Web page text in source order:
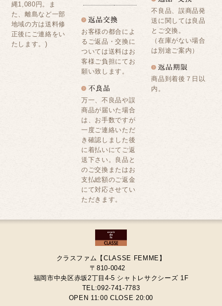
縄1,080円。ま
た、離島など一部
地域の方は送料修
正後にご連絡をい
たします。)
お客様の都合によ
るご返品・交換に
ついては送料はお
客様ご負担にてお
願い致します。
万一、不良品や誤
商品が届いた場合
は、お手数ですが
一度ご連絡いただ
き確認しました後
に着払いにてご返
送下さい。良品と
のご交換またはお
支払総額のご返金
にて対応させてい
ただきます。
不良品、誤商品発
送に関しては良品
とご交換。
（在庫がない場合
は別途ご案内）
商品到着後７日以
内。
クラスファム【CLASSE FEMME】
〒810-0042
福岡市中央区赤坂2丁目4-5 シャトレサクシーズ 1F
TEL:092-741-7783
OPEN 11:00 CLOSE 20:00